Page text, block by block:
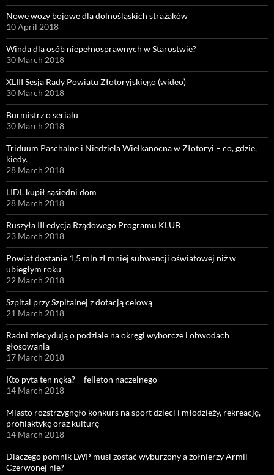
Nowe wozy bojowe dla dolnośląskich strażaków
10 April 2018
Winda dla osób niepełnosprawnych w Starostwie?
30 March 2018
XLIII Sesja Rady Powiatu Złotoryjskiego (wideo)
30 March 2018
Burmistrz o serialu
30 March 2018
Triduum Paschalne i Niedziela Wielkanocna w Złotoryi – co, gdzie,
kiedy.
28 March 2018
LIDL kupił sąsiedni dom
28 March 2018
Ruszyła III edycja Rządowego Programu KLUB
23 March 2018
Powiat dostanie 1,5 mln zł mniej subwencji oświatowej niż w
ubiegłym roku
22 March 2018
Szpital przy Szpitalnej z dotacją celową
21 March 2018
Radni zdecydują o podziale na okręgi wyborcze i obwodach
głosowania
17 March 2018
Kto pyta ten nęka? – felieton naczelnego
14 March 2018
Miasto rozstrzygnęło konkurs na sport dzieci i młodzieży, rekreację,
profilaktykę oraz kulturę
14 March 2018
Dlaczego pomnik LWP musi zostać wyburzony a żołnierzy Armii
Czerwonej nie?